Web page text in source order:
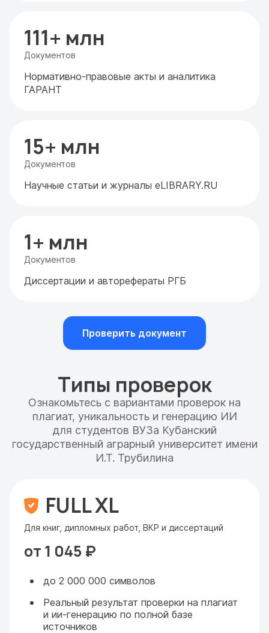
111+ млн
Документов
Нормативно-правовые акты и аналитика
ГАРАНТ
15+ млн
Документов
Научные статьи и журналы eLIBRARY.RU
1+ млн
Документов
Диссертации и авторефераты РГБ
Проверить документ
Типы проверок
Ознакомьтесь с вариантами проверок на
плагиат, уникальность и генерацию ИИ
для студентов ВУЗа Кубанский
государственный аграрный университет имени
И.Т. Трубилина
FULL XL
Для книг, дипломных работ, ВКР и диссертаций
от 1 045 ₽
до 2 000 000 символов
Реальный результат проверки на плагиат
и ии-генерацию по полной базе
источников